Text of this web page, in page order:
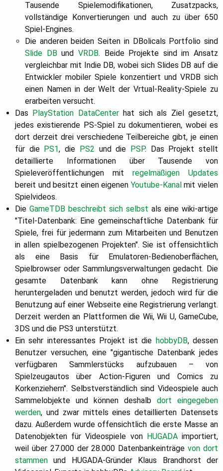
Tausende Spielemodifikationen, Zusatzpacks,
vollständige Konvertierungen und auch zu über 650
Spiel-Engines.
Die anderen beiden Seiten in DBolicals Portfolio sind
Slide DB und VRDB. Beide Projekte sind im Ansatz
vergleichbar mit Indie DB, wobei sich Slides DB auf die
Entwickler mobiler Spiele konzentiert und VRDB sich
einen Namen in der Welt der Vrtual-Reality-Spiele zu
erarbeiten versucht.
Das PlayStation DataCenterhat sich als Ziel gesetzt,
jedes existierende PS-Spiel zu dokumentieren, wobei es
dort derzeit drei verschiedene Teilbereiche gibt, je einen
für die PS1, die PS2 und die PSP. Das Projekt stellt
detaillierte Informationen über Tausende von
Spieleveröffentlichungen mit regelmäßigen Updates
bereit und besitzt einen eigenen Youtube-Kanalmit vielen
Spielvideos.
Die GameTDB beschreibt sich selbst als eine wiki-artige
"Titel-Datenbank: Eine gemeinschaftliche Datenbank für
Spiele, frei für jedermann zum Mitarbeiten und Benutzen
in allen spielbezogenen Projekten". Sie ist offensichtlich
als eine Basis für Emulatoren-Bedienoberflächen,
Spielbrowser oder Sammlungsverwaltungen gedacht. Die
gesamte Datenbank kann ohne Registrierung
heruntergeladen und benutzt werden, jedoch wird für die
Benutzung auf einer Webseite eine Registrierung verlangt.
Derzeit werden an Plattformen die Wii, Wii U, GameCube,
3DS und die PS3 unterstützt.
Ein sehr interessantes Projekt ist die hobbyDB, dessen
Benutzer versuchen, eine "gigantische Datenbank jedes
verfügbaren Sammlerstücks aufzubauen – von
Spielzeugautos über Action-Figuren und Comics zu
Korkenziehern". Selbstverständlich sind Videospiele auch
Sammelobjekte und können deshalb dort eingegeben
werden, und zwar mittels eines detaillierten Datensets
dazu. Außerdem wurde offensichtlich die erste Masse an
Datenobjekten für Videospiele von HUGADAimportiert,
weil über 27.000 der 28.000 Datenbankeinträgevon dort
stammen und HUGADA-Gründer Klaus Brandhorst der